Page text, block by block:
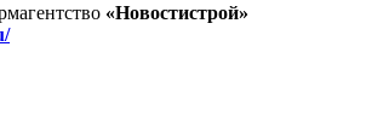
«Новостистрой»